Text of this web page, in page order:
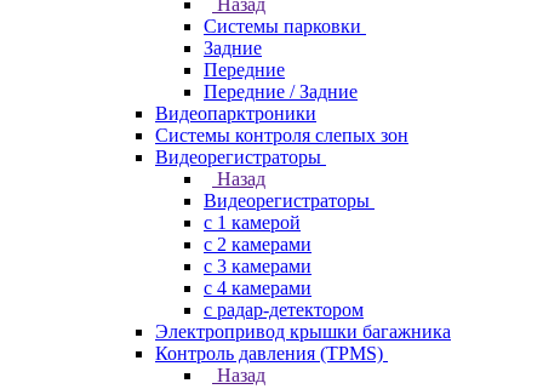
Назад
Системы парковки
Задние
Передние
Передние / Задние
Видеопарктроники
Системы контроля слепых зон
Видеорегистраторы
Назад
Видеорегистраторы
с 1 камерой
с 2 камерами
с 3 камерами
с 4 камерами
с радар-детектором
Электропривод крышки багажника
Контроль давления (TPMS)
Назад